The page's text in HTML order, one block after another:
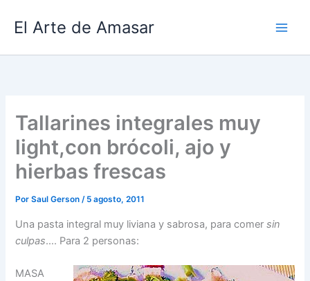
El Arte de Amasar
Tallarines integrales muy
light,con brócoli, ajo y
hierbas frescas
PorSaul Gerson/ 5 agosto, 2011
Una pasta integral muy liviana y sabrosa, para comersin
culpas…. Para 2 personas:
MASA